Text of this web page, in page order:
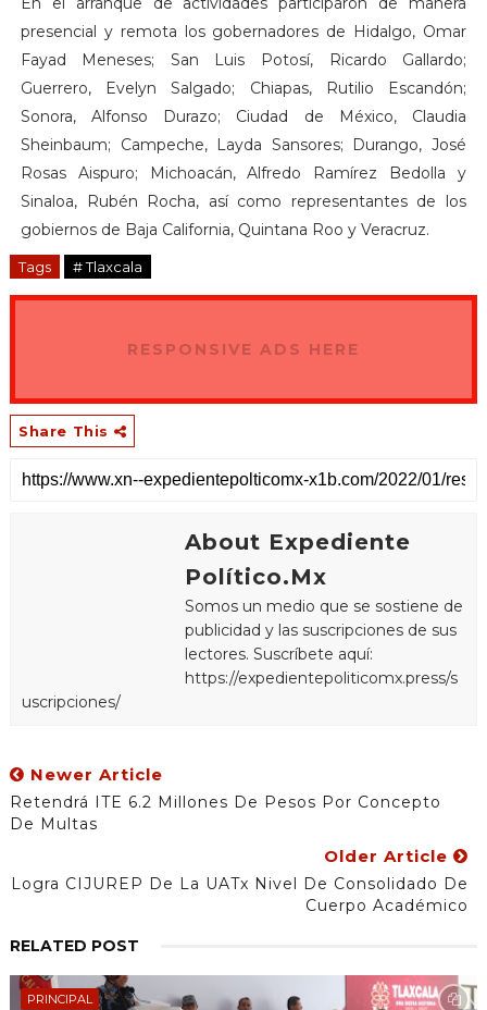
presencial y remota los gobernadores de Hidalgo, Omar
Fayad Meneses; San Luis Potosí, Ricardo Gallardo;
Guerrero, Evelyn Salgado; Chiapas, Rutilio Escandón;
Sonora, Alfonso Durazo; Ciudad de México, Claudia
Sheinbaum; Campeche, Layda Sansores; Durango, José
Rosas Aispuro; Michoacán, Alfredo Ramírez Bedolla y
Sinaloa, Rubén Rocha, así como representantes de los
gobiernos de Baja California, Quintana Roo y Veracruz.
Tags # Tlaxcala
RESPONSIVE ADS HERE
Share This
About Expediente
Político.Mx
Somos un medio que se sostiene de
publicidad y las suscripciones de sus
lectores. Suscríbete aquí:
https://expedientepoliticomx.press/s
uscripciones/
Newer Article
Retendrá ITE 6.2 Millones De Pesos Por Concepto
De Multas
Older Article
Logra CIJUREP De La UATx Nivel De Consolidado De
Cuerpo Académico
RELATED POST
PRINCIPAL